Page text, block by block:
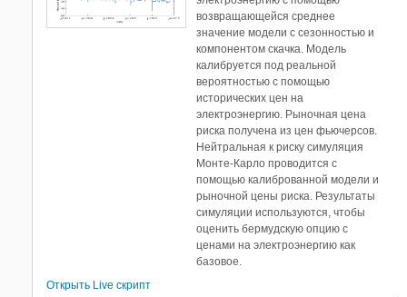
возвращающейся среднее
значение модели с сезонностью и
компонентом скачка. Модель
калибруется под реальной
вероятностью с помощью
исторических цен на
электроэнергию. Рыночная цена
риска получена из цен фьючерсов.
Нейтральная к риску симуляция
Монте-Карло проводится с
помощью калиброванной модели и
рыночной цены риска. Результаты
симуляции используются, чтобы
оценить бермудскую опцию с
ценами на электроэнергию как
базовое.
Открыть Live скрипт